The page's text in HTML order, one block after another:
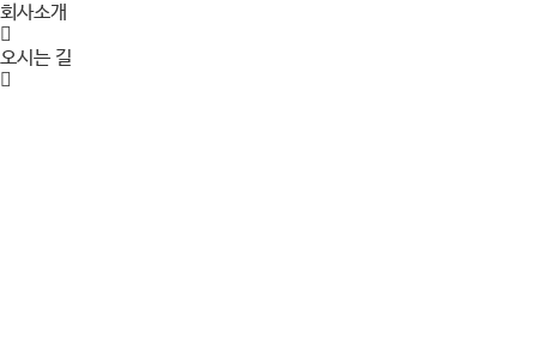
회사소개
오시는 길